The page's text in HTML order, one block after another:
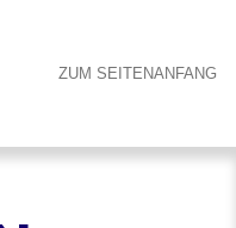
ZUM SEITENANFANG